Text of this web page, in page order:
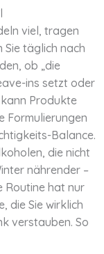
viel, tragen
täglich nach
ob „die
ins setzt oder
Produkte
Formulierungen
Balance.
die nicht
nährender –
Routine hat nur
die Sie wirklich
verstauben. So